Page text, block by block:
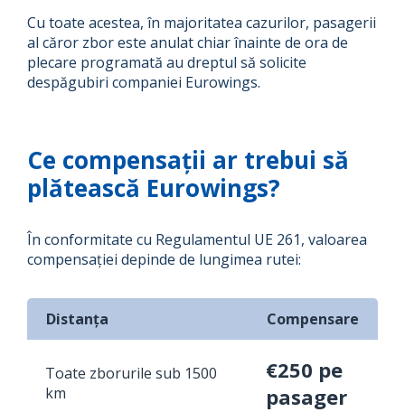
Cu toate acestea, în majoritatea cazurilor, pasagerii
al căror zbor este anulat chiar înainte de ora de
plecare programată au dreptul să solicite
despăgubiri companiei Eurowings.
Ce compensații ar trebui să
plătească Eurowings?
În conformitate cu Regulamentul UE 261, valoarea
compensației depinde de lungimea rutei:
Distanța Compensare
Toate zborurile sub 1500
km
€250 pe
pasager